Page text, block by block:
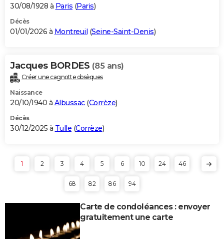
30/08/1928 à Paris (Paris)
Décès
01/01/2026 à Montreuil (Seine-Saint-Denis)
Jacques BORDES (85 ans)
Créer une cagnotte obsèques
Naissance
20/10/1940 à Albussac(Corrèze)
Décès
30/12/2025 à Tulle (Corrèze)
1 2 3 4 5 6 10 24 46
68 82 86 94
Carte de condoléances : envoyer
gratuitement une carte